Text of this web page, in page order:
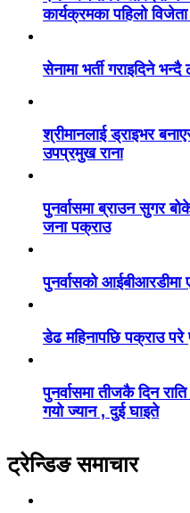
कार्यक्रमका पहिलो
सेनामा भर्ती गराइदिने
श्रीमानलाई ड्राइभर
उपप्रमुख राना
पुनर्वासमा ब्राउन सुगर
जना पक्राउ
पुनर्वासको
डेढ महिनापछि पक्राउ परे
पुनर्वासमा तीजकै दिन
गयो ज्यान , दुई घाइते
ट्रेन्डिङ समाचार